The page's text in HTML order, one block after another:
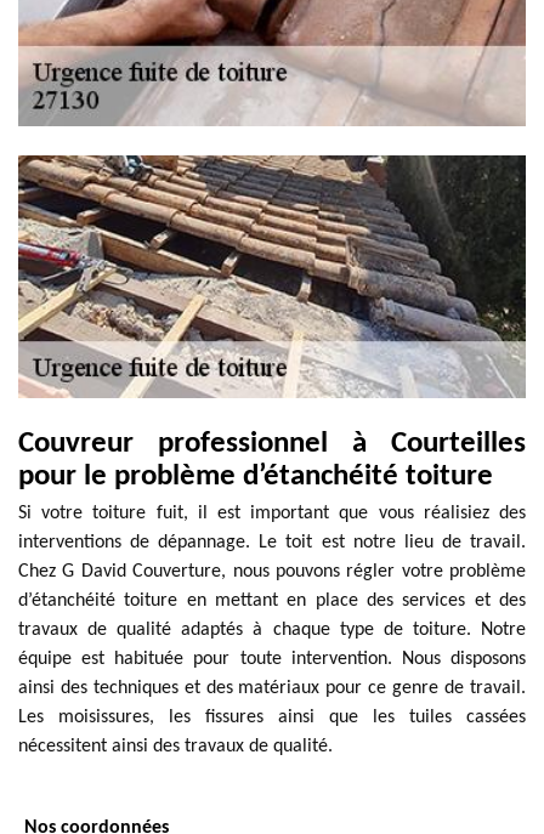
Couvreur professionnel à Courteilles
pour le problème d’étanchéité toiture
Si votre toiture fuit, il est important que vous réalisiez des
interventions de dépannage. Le toit est notre lieu de travail.
Chez G David Couverture, nous pouvons régler votre problème
d’étanchéité toiture en mettant en place des services et des
travaux de qualité adaptés à chaque type de toiture. Notre
équipe est habituée pour toute intervention. Nous disposons
ainsi des techniques et des matériaux pour ce genre de travail.
Les moisissures, les fissures ainsi que les tuiles cassées
nécessitent ainsi des travaux de qualité.
Nos coordonnées